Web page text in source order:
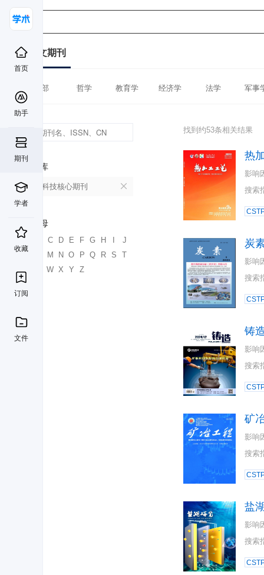
首页
助手
期刊
学者
收藏
订阅
文件
中文期刊
全部 哲学 教育学 经济学 法学 军事
数据库
中国科技核心期刊
首字母
C D E F G H
J
K
M N O P Q R S
T
W X Y Z
找到约53条相关结果
热
影响
搜索
炭
影响
搜索
铸
影响
搜索
矿
影响
搜索
盐
影响
搜索